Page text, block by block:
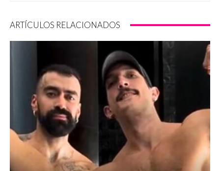
ARTÍCULOS RELACIONADOS